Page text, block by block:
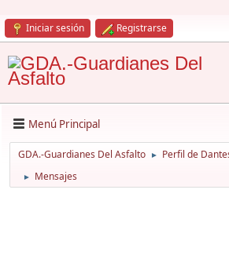
Iniciar sesión Registrarse
Menú Principal
GDA.-Guardianes Del Asfalto ► Perfil de
► Mensajes